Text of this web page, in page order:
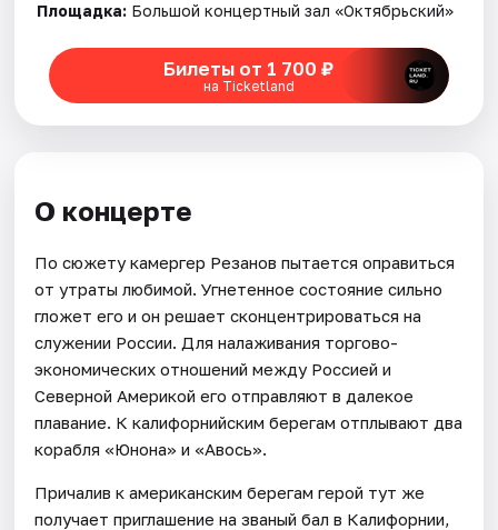
Площадка: Большой концертный зал «Октябрьский»
Билеты от 1 700 ₽
на Ticketland
О концерте
По сюжету камергер Резанов пытается оправиться
от утраты любимой. Угнетенное состояние сильно
гложет его и он решает сконцентрироваться на
служении России. Для налаживания торгово-
экономических отношений между Россией и
Северной Америкой его отправляют в далекое
плавание. К калифорнийским берегам отплывают два
корабля «Юнона» и «Авось».
Причалив к американским берегам герой тут же
получает приглашение на званый бал в Калифорнии,